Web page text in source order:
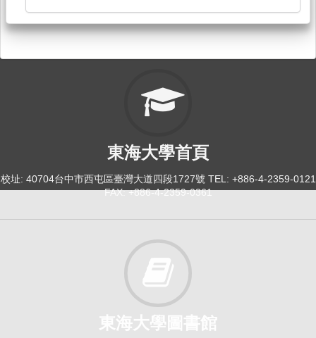
東海大學首頁
校址: 40704台中市西屯區臺灣大道四段1727號 TEL: +886-4-2359-0121
FAX: +886-4-2359-0361
東海大學圖書館